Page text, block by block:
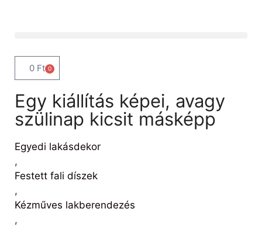
0 Ft 0
Egy kiállítás képei, avagy
szülinap kicsit másképp
Egyedi lakásdekor
,
Festett fali díszek
,
Kézműves lakberendezés
,